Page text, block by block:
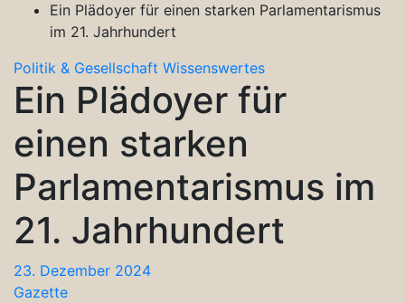
Ein Plädoyer für einen starken Parlamentarismus
im 21. Jahrhundert
Politik & Gesellschaft Wissenswertes
Ein Plädoyer für
einen starken
Parlamentarismus im
21. Jahrhundert
23. Dezember 2024
Gazette